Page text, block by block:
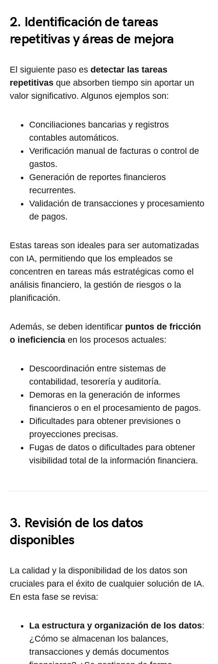
2. Identificación de tareas
repetitivas y áreas de mejora
El siguiente paso es detectar las tareas
repetitivas que absorben tiempo sin aportar un
valor significativo. Algunos ejemplos son:
Conciliaciones bancarias y registros
contables automáticos.
Verificación manual de facturas o control de
gastos.
Generación de reportes financieros
recurrentes.
Validación de transacciones y procesamiento
de pagos.
Estas tareas son ideales para ser automatizadas
con IA, permitiendo que los empleados se
concentren en tareas más estratégicas como el
análisis financiero, la gestión de riesgos o la
planificación.
Además, se deben identificar puntos de fricción
o ineficiencia en los procesos actuales:
Descoordinación entre sistemas de
contabilidad, tesorería y auditoría.
Demoras en la generación de informes
financieros o en el procesamiento de pagos.
Dificultades para obtener previsiones o
proyecciones precisas.
Fugas de datos o dificultades para obtener
visibilidad total de la información financiera.
3. Revisión de los datos
disponibles
La calidad y la disponibilidad de los datos son
cruciales para el éxito de cualquier solución de IA.
En esta fase se revisa:
La estructura y organización de los datos:
¿Cómo se almacenan los balances,
transacciones y demás documentos